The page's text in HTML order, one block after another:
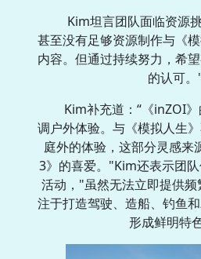
Kim坦言团队面临资源
甚至没有足够资源制作与《
内容。但通过持续努力，希
的认可。
Kim补充道：“《inZOI
调户外体验。与《模拟人生
庭外的体验，这部分灵感来
3》的喜爱。"Kim还表示团
活动，"虽然无法立即提供
注于打造驾驶、造船、钓鱼
形成鲜明特